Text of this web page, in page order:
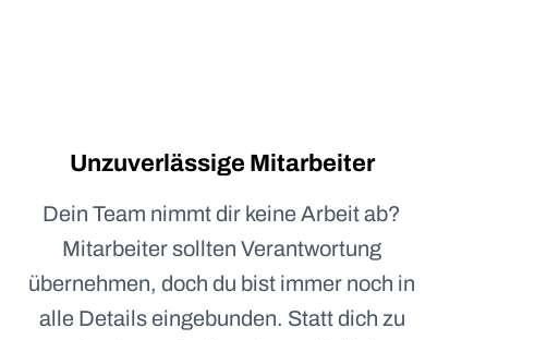
Unzuverlässige Mitarbeiter
Dein Team nimmt dir keine Arbeit ab?
Mitarbeiter sollten Verantwortung
übernehmen, doch du bist immer noch in
alle Details eingebunden. Statt dich zu